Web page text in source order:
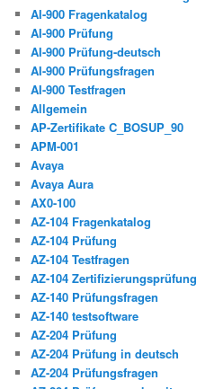
AI-900 Fragenkatalog
AI-900 Prüfung
AI-900 Prüfung-deutsch
AI-900 Prüfungsfragen
AI-900 Testfragen
Allgemein
AP-Zertifikate C_BOSUP_90
APM-001
Avaya
Avaya Aura
AX0-100
AZ-104 Fragenkatalog
AZ-104 Prüfung
AZ-104 Testfragen
AZ-104 Zertifizierungsprüfung
AZ-140 Prüfungsfragen
AZ-140 testsoftware
AZ-204 Prüfung
AZ-204 Prüfung in deutsch
AZ-204 Prüfungsfragen